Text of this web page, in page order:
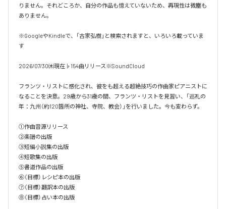
りません。それどころか、自分の作品も憶えていないため、再現性は微塵も
ありません。
※GoogleやKindleで、「古家弘樹」と検索されますと、いろいろ載っていま
す
2026/07/30㈭現在♭154曲リリース※SoundCloud
フランツ・リストに感化され、彼をも超える超絶技巧の作曲家ピアニストに
なることを決意。29歳から31歳の間、フランツ・リストを見習い、「巡礼の
年：九州（約120箇所の神社、寺院、教会）」を行いました。今も変わらず。
①作曲音源リリース
②楽譜の出版
③短編小説集の出版
④短歌集の出版
⑤書道作品の出版
⑥（目標）レシピ本の出版
⑦（目標）翻訳本の出版
⑧（目標）占い本の出版